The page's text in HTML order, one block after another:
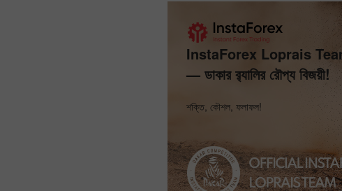
InstaForex Loprais
— ডাকার র‍্যালির রৌপ্য বিজয়ী!
শক্তি, কৌশল, ফলাফল!